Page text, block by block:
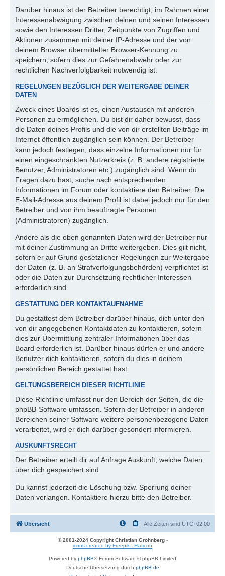
Darüber hinaus ist der Betreiber berechtigt, im Rahmen einer
Interessenabwägung zwischen deinen und seinen Interessen
sowie den Interessen Dritter, Zeitpunkte von Zugriffen und
Aktionen zusammen mit deiner IP-Adresse und der von
deinem Browser übermittelter Browser-Kennung zu
speichern, sofern dies zur Gefahrenabwehr oder zur
rechtlichen Nachverfolgbarkeit notwendig ist.
REGELUNGEN BEZÜGLICH DER WEITERGABE DEINER
DATEN
Zweck eines Boards ist es, einen Austausch mit anderen
Personen zu ermöglichen. Du bist dir daher bewusst, dass
die Daten deines Profils und die von dir erstellten Beiträge im
Internet öffentlich zugänglich sein können. Der Betreiber
kann jedoch festlegen, dass einzelne Informationen nur für
einen eingeschränkten Nutzerkreis (z. B. andere registrierte
Benutzer, Administratoren etc.) zugänglich sind. Wenn du
Fragen dazu hast, suche nach entsprechenden
Informationen im Forum oder kontaktiere den Betreiber. Die
E-Mail-Adresse aus deinem Profil ist dabei jedoch nur für den
Betreiber und von ihm beauftragte Personen
(Administratoren) zugänglich.
Andere als die oben genannten Daten wird der Betreiber nur
mit deiner Zustimmung an Dritte weitergeben. Dies gilt nicht,
sofern er auf Grund gesetzlicher Regelungen zur Weitergabe
der Daten (z. B. an Strafverfolgungsbehörden) verpflichtet ist
oder die Daten zur Durchsetzung rechtlicher Interessen
erforderlich sind.
GESTATTUNG DER KONTAKTAUFNAHME
Du gestattest dem Betreiber darüber hinaus, dich unter den
von dir angegebenen Kontaktdaten zu kontaktieren, sofern
dies zur Übermittlung zentraler Informationen über das
Board erforderlich ist. Darüber hinaus dürfen er und andere
Benutzer dich kontaktieren, sofern du dies in deinem
persönlichen Bereich gestattet hast.
GELTUNGSBEREICH DIESER RICHTLINIE
Diese Richtlinie umfasst nur den Bereich der Seiten, die die
phpBB-Software umfassen. Sofern der Betreiber in anderen
Bereichen seiner Software weitere personenbezogene Daten
verarbeitet, wird er dich darüber gesondert informieren.
AUSKUNFTSRECHT
Der Betreiber erteilt dir auf Anfrage Auskunft, welche Daten
über dich gespeichert sind.
Du kannst jederzeit die Löschung bzw. Sperrung deiner
Daten verlangen. Kontaktiere hierzu bitte den Betreiber.
Übersicht Alle Zeiten sind UTC+02:00
© 2001-2024 Copyright Christian Grohnberg-
icons created by Freepik - Flaticon
Powered by phpBB® Forum Software © phpBB Limited
Deutsche Übersetzung durch phpBB.de